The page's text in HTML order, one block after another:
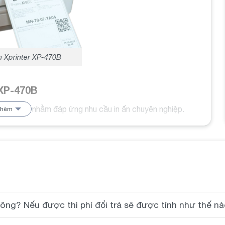
Xprinter XP-470B
470B
tiến nhằm đáp ứng nhu cầu in ấn chuyên nghiệp.
XP-470B có khả năng in mã vạch chính xác và rõ nét,
hóa.
tiết kiệm thời gian và tăng năng suất làm việc.
và Ethernet, máy in XP-470B dễ dàng tích hợp
Nếu được thì phí đổi trả sẽ được tính như thế